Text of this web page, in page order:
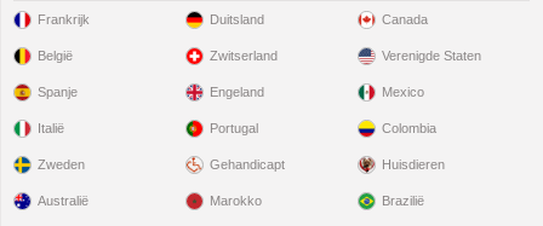
Frankrijk
België
Spanje
Italië
Zweden
Duitsland
Zwitserland
Engeland
Portugal
Gehandicapt
Canada
Verenigde Staten
Mexico
Colombia
Huisdieren
Australië Marokko Brazilië